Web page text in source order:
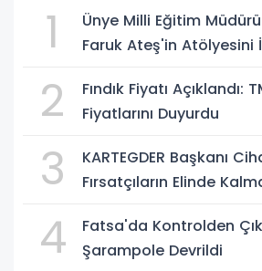
1
Ünye Milli Eğitim
Faruk Ateş'in Atölyesini
2
Fındık Fiyatı Açıklandı:
Fiyatlarını Duyurdu
3
KARTEGDER Başkanı
Fırsatçıların Elinde
4
Fatsa'da Kontrolden
Şarampole Devrildi